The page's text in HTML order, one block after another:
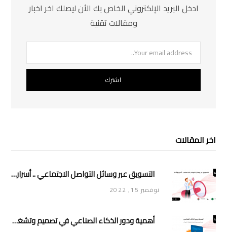
ادخل البريد الإلكتروني الخاص بك الأن ليصلك اخر اخبار
ومقالات تقنية
اخر المقالات
التسويق عبر وسائل التواصل الاجتماعي .. أسرار وأفكار
نوفمبر 15, 2022
أهمية ودور الذكاء الصناعي في تصميم وتشغيل تطبيقات الجوال